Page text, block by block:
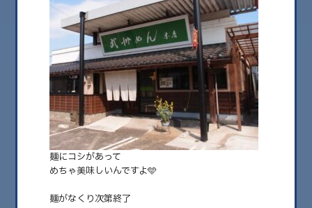
2025.07.29
うどん好きさん♡小川町の武州めん
おはようございます✨ 食と意識で人生変える 意識改革コーチこづゑです☺️
✨ &nbsp……
麺にコシがあって
めちゃ美味しいんですよ🩵
麺がなくり次第終了